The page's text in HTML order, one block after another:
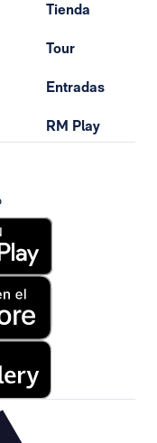
Tienda
Tour
Entradas
RM Play